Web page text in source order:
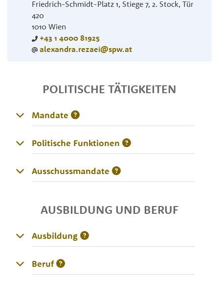
Friedrich-Schmidt-Platz 1, Stiege 7, 2. Stock, Tür
420
1010 Wien
+43 1 4000 81925
alexandra.rezaei@spw.at
POLITISCHE TÄTIGKEITEN
Mandate
Politische Funktionen
Ausschussmandate
AUSBILDUNG UND BERUF
Ausbildung
Beruf